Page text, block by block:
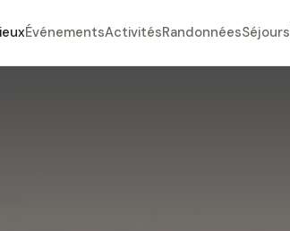
ÉvénementsActivitésRandonnéesSéjours